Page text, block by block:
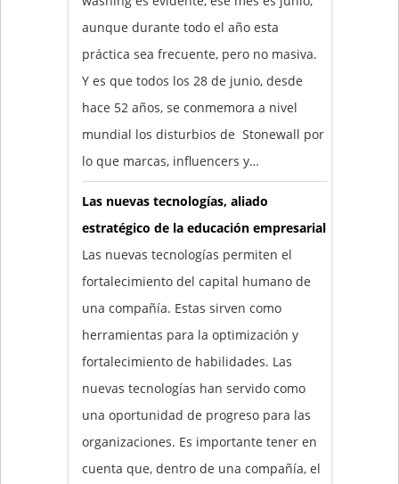
aunque durante todo el año esta
práctica sea frecuente, pero no masiva.
Y es que todos los 28 de junio, desde
hace 52 años, se conmemora a nivel
mundial los disturbios de Stonewall por
lo que marcas, influencers y…
Las nuevas tecnologías, aliado
estratégico de la educación empresarial
Las nuevas tecnologías permiten el
fortalecimiento del capital humano de
una compañía. Estas sirven como
herramientas para la optimización y
fortalecimiento de habilidades. Las
nuevas tecnologías han servido como
una oportunidad de progreso para las
organizaciones. Es importante tener en
cuenta que, dentro de una compañía, el